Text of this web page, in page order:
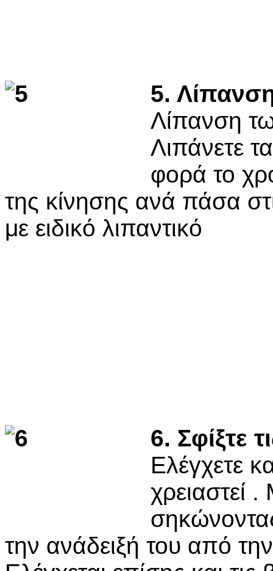
5.
Λίπανση
Λιπάνετε
φορά το
της κίνησης ανά πάσα
με ειδικό λιπαντικό
6. Σφίξτε
Ελέγχετε
χρειαστεί .
την ανάδειξή του από